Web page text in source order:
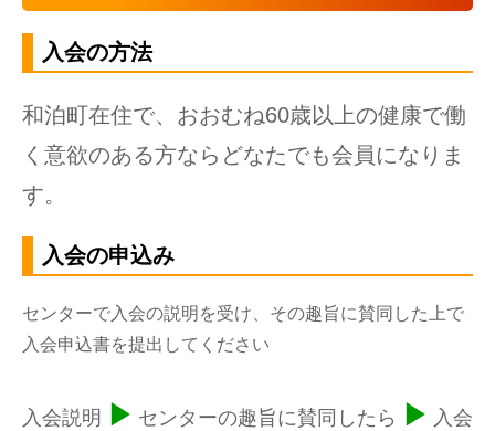
入会の方法
​和泊町在住で、おおむね60歳以上の健康で働
く意欲のある方ならどなたでも会員になりま
す。​
入会の申込み
センターで入会の説明を受け、その趣旨に賛同した上で
入会申込書を提出してください
入会説明 ▶ センターの趣旨に賛同したら ▶ 入会